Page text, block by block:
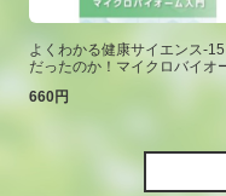
よくわかる健康サイエンス-15
だったのか！マイクロバイオ
660円